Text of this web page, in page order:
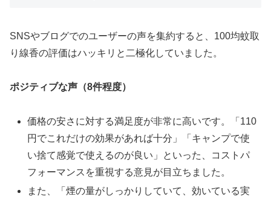
SNSやブログでのユーザーの声を集約すると、100均蚊取
り線香の評価はハッキリと二極化していました。
ポジティブな声（8件程度）
価格の安さに対する満足度が非常に高いです。「110
円でこれだけの効果があれば十分」「キャンプで使
い捨て感覚で使えるのが良い」といった、コストパ
フォーマンスを重視する意見が目立ちました。
また、「煙の量がしっかりしていて、効いている実